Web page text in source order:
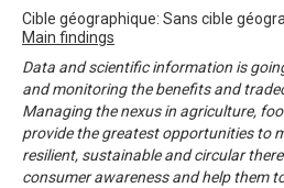
Cible géographique: Sans cible
Main findings
Data and scientific information is
and monitoring the benefits and
Managing the nexus in agriculture,
provide the greatest opportunities to
resilient, sustainable and circular
consumer awareness and help them